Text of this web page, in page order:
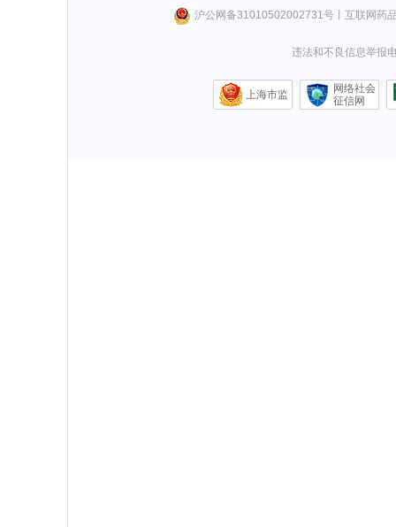
沪公网备31010502002731号丨 互联网药
违法和不良信息举报
上海市监
网络社会
征信网